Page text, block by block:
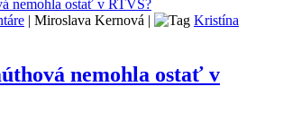
| Miroslava Kernová |
Kristína
nemohla ostať v